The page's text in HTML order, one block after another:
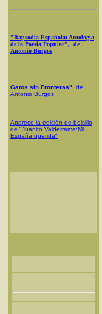
"Rapsodia Española: Antología
de la Poesía Popular", de
Antonio Burgos
Gatos sin Fronteras" , de
Antonio Burgos
Aparece la edición de bolsillo
de "Juanito Valderrama:Mi
España querida"